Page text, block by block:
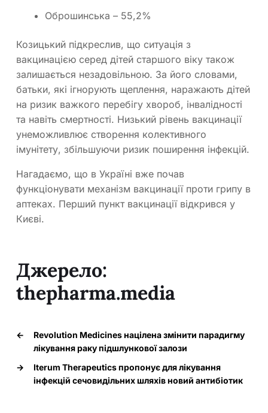
Оброшинська – 55,2%
Козицький підкреслив, що ситуація з
вакцинацією серед дітей старшого віку також
залишається незадовільною. За його словами,
батьки, які ігнорують щеплення, наражають дітей
на ризик важкого перебігу хвороб, інвалідності
та навіть смертності. Низький рівень вакцинації
унеможливлює створення колективного
імунітету, збільшуючи ризик поширення інфекцій.
Нагадаємо, що в Україні вже почав
функціонувати механізм вакцинації проти грипу в
аптеках. Перший пункт вакцинації відкрився у
Києві.
Джерело:
thepharma.media
←
Revolution Medicines націлена змінити парадигму
лікування раку підшлункової залози
→
Iterum Therapeutics пропонує для лікування
інфекцій сечовидільних шляхів новий антибіотик